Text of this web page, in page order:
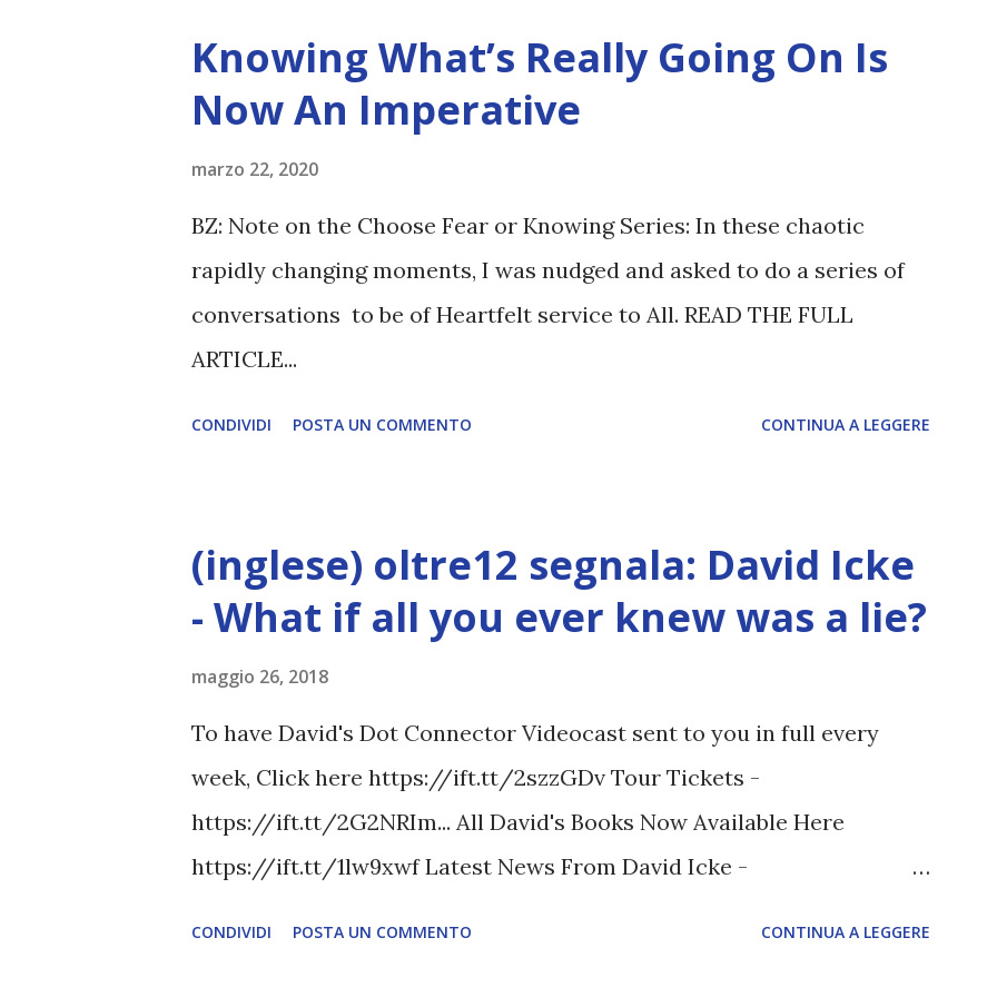
Knowing What’s Really Going On Is
Now An Imperative
marzo 22, 2020
BZ: Note on the Choose Fear or Knowing Series: In these chaotic
rapidly changing moments, I was nudged and asked to do a series of
conversations to be of Heartfelt service to All. READ THE FULL
ARTICLE...
CONDIVIDI POSTA UN COMMENTO CONTINUA A LEGGERE
(inglese) oltre12 segnala: David Icke
- What if all you ever knew was a lie?
maggio 26, 2018
To have David's Dot Connector Videocast sent to you in full every
week, Click here https://ift.tt/2szzGDv Tour Tickets -
https://ift.tt/2G2NRIm... All David's Books Now Available Here
https://ift.tt/1lw9xwf Latest News From David Icke -
CONDIVIDI POSTA UN COMMENTO CONTINUA A LEGGERE